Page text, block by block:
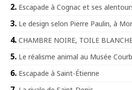
Escapade à Cognac et ses
Le design selon Pierre Paulin, à
CHAMBRE NOIRE, TOILE
Le réalisme animal au Musée
Escapade à Saint-Étienne